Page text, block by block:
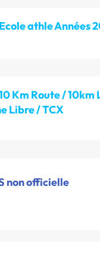
Ecole athle Années
Km Route / 10km
Libre / TCX
non officielle